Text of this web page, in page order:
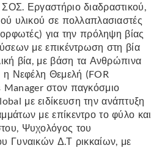
Εργαστήριο διαδραστικού,
υλικού σε πολλαπλασιαστές
για την πρόληψη βίας
με επικέντρωση στη βία
βία, με βάση τα Ανθρώπινα
η Νεφέλη Θεμελή (FOR
στον παγκόσμιο
με ειδίκευση την ανάπτυξη
με επίκεντρο το φύλο και
Ψυχολόγος του
Γυναικών Δ.Τ ρικκαίων, με